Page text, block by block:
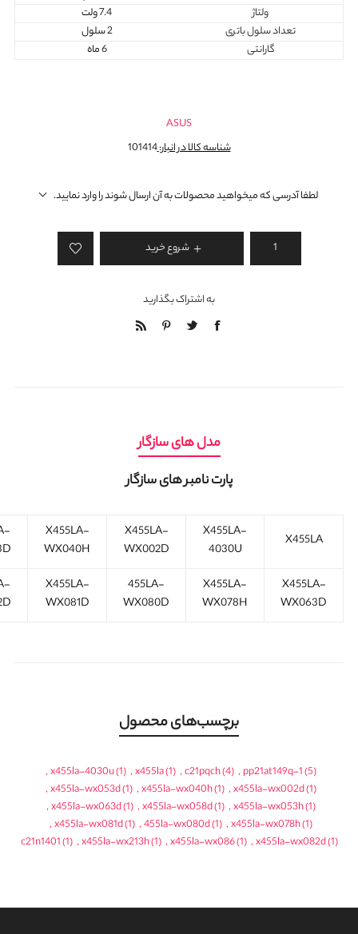
ولتاژ
7.4 ولت
تعداد سلول باتری
2 سلول
گارانتی
6 ماه
ASUS
شناسه کالا در انبار:101414
لطفا آدرسی که میخواهید محصولات به آن ارسال شوند را وارد نمایید.
شروع خرید
به اشتراک بگذارید
مدل های سازگار
پارت نامبر های سازگار
X455LA
X455LA-
4030U
X455LA-
WX002D
X455LA-
WX040H
X455LA-
WX063D
X455LA-
WX078H
455LA-
WX080D
X455LA-
WX081D
برچسب‌های محصول
pp21at149q-1(5)
,
c21pqch(4)
,
x455la(1)
,
x455la-4030u(1)
,
x455la-wx002d(1)
,
x455la-wx040h(1)
,
x455la-wx053d(1)
,
x455la-wx053h(1)
,
x455la-wx058d(1)
,
x455la-wx063d(1)
,
x455la-wx078h(1)
,
455la-wx080d(1)
,
x455la-wx081d(1)
,
x455la-wx082d(1)
,
x455la-wx086(1)
,
x455la-wx213h(1)
,
c21n1401(1)